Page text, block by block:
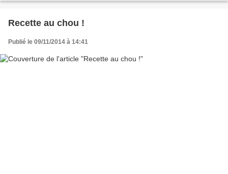
Recette au chou !
Publié le 09/11/2014 à 14:41